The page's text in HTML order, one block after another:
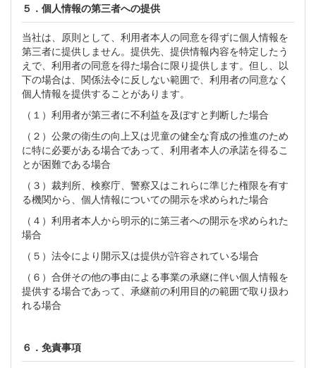
５．個人情報の第三者への提供
当社は、原則として、利用者本人の同意を得ずに個人情報を
第三者に提供しません。提供先、提供情報内容を特定したう
えで、利用者の同意を得た場合に限り提供します。但し、以
下の場合は、関係法令に反しない範囲で、利用者の同意なく
個人情報を提供することがあります。
（１）利用者が第三者に不利益を及ぼすと判断した場合
（２）公衆の衛生の向上又は児童の健全な育成の推進のため
に特に必要がある場合であって、利用者本人の承諾を得るこ
とが困難である場合
（３）裁判所、検察庁、警察又はこれらに準じた権限を有す
る機関から、個人情報についての開示を求められた場合
（４）利用者本人から明示的に第三者への開示を求められた
場合
（５）法令により開示又は提供が許容されている場合
（６）合併その他の事由による事業の承継に伴い個人情報を
提供する場合であって、承継前の利用目的の範囲で取り扱わ
れる場合
６．免責事項